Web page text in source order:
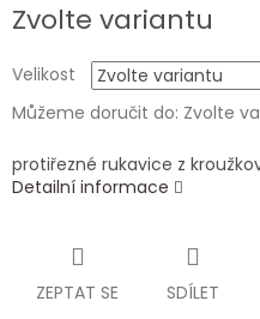
Zvolte variantu
Velikost
Můžeme doručit do: Zvolte
protiřezné rukavice z
Detailní informace
ZEPTAT SE SDÍLET